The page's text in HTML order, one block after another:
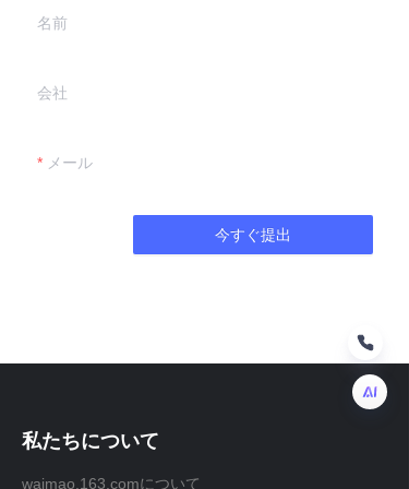
名前
会社
メール
今すぐ提出
私たちについて
waimao.163.comについて
JP